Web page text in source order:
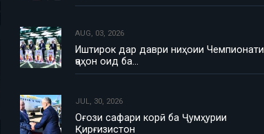
AUG, 03, 2026
Иштирок дар даври ниҳоии Чемпионати
ҷаҳон оид ба…
JUL, 30, 2026
Оғози сафари корӣ ба Ҷумҳурии
Қирғизистон